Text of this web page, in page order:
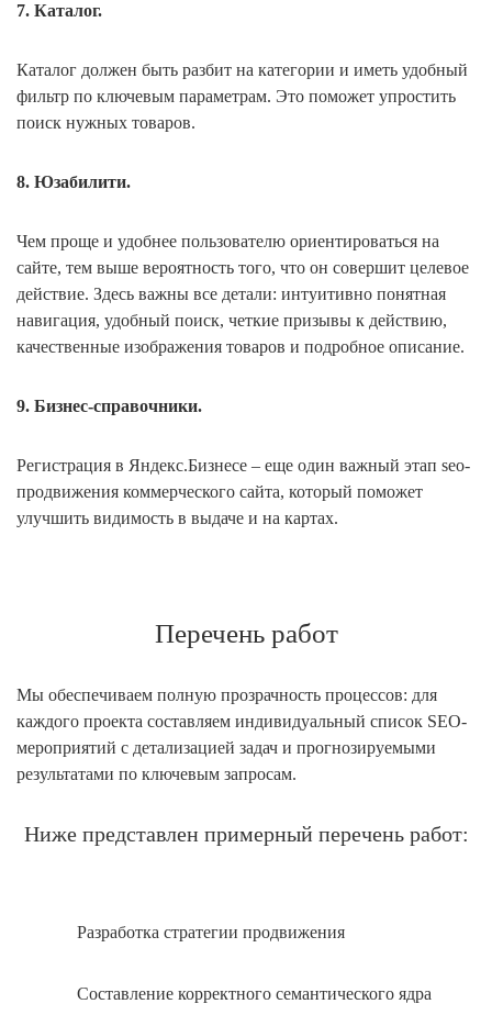
7. Каталог.
Каталог должен быть разбит на категории и иметь удобный
фильтр по ключевым параметрам. Это поможет упростить
поиск нужных товаров.
8. Юзабилити.
Чем проще и удобнее пользователю ориентироваться на
сайте, тем выше вероятность того, что он совершит целевое
действие. Здесь важны все детали: интуитивно понятная
навигация, удобный поиск, четкие призывы к действию,
качественные изображения товаров и подробное описание.
9. Бизнес-справочники.
Регистрация в Яндекс.Бизнесе – еще один важный этап seo-
продвижения коммерческого сайта, который поможет
улучшить видимость в выдаче и на картах.
Перечень работ
Мы обеспечиваем полную прозрачность процессов: для
каждого проекта составляем индивидуальный список SEO-
мероприятий с детализацией задач и прогнозируемыми
результатами по ключевым запросам.
Ниже представлен примерный перечень работ:
Разработка стратегии продвижения
Составление корректного семантического ядра